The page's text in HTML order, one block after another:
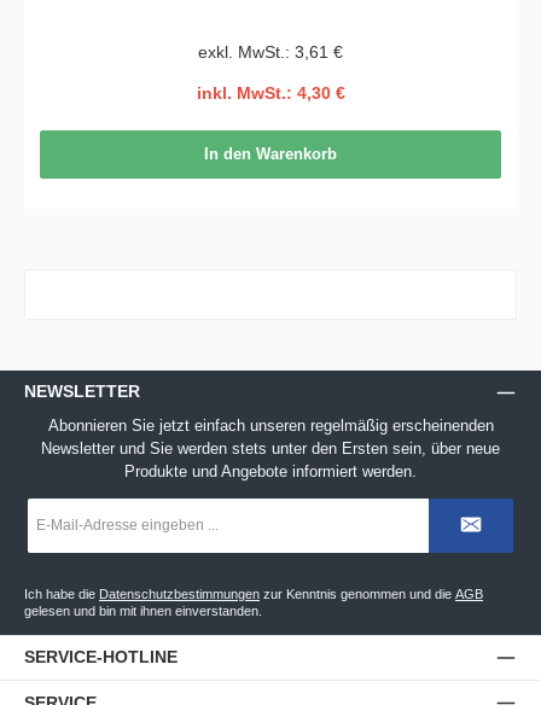
exkl. MwSt.: 3,61 €
inkl. MwSt.: 4,30 €
In den Warenkorb
NEWSLETTER
Abonnieren Sie jetzt einfach unseren regelmäßig erscheinenden
Newsletter und Sie werden stets unter den Ersten sein, über neue
Produkte und Angebote informiert werden.
Mail-
*
Ich habe die Datenschutzbestimmungen zur Kenntnis genommen und die AGB
gelesen und bin mit ihnen einverstanden.
SERVICE-HOTLINE